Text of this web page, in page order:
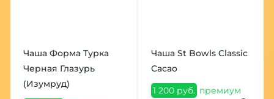
Чаша Форма Турка
Черная Глазурь
(Изумруд)
Чаша St Bowls Classic
Cacao
1 200 руб. премиум